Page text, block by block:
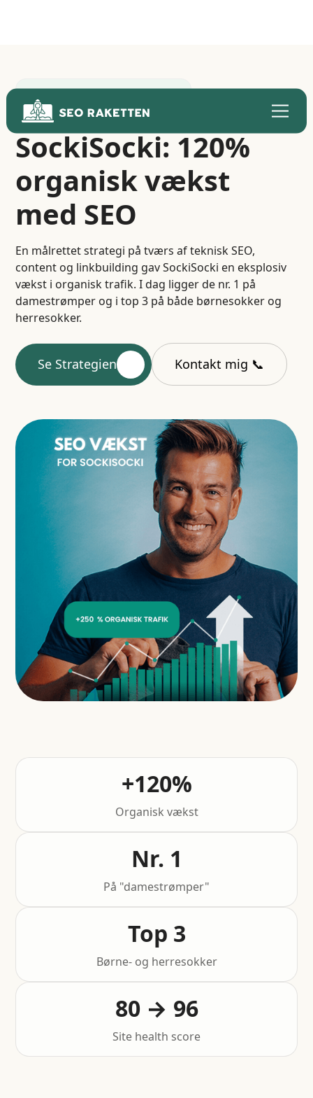
Webshop · E-commerce SEO
SockiSocki: 120%
organisk vækst
med SEO
En målrettet strategi på tværs af teknisk SEO,
content og linkbuilding gav SockiSocki en eksplosiv
vækst i organisk trafik. I dag ligger de nr. 1 på
damestrømper og i top 3 på både børnesokker og
herresokker.
Se Strategien
Gratis SEO
Kontakt mig 📞
Se mine cases
+120%
Organisk vækst
Nr. 1
På "damestrømper"
Top 3
Børne- og herresokker
80 → 96
Site health score